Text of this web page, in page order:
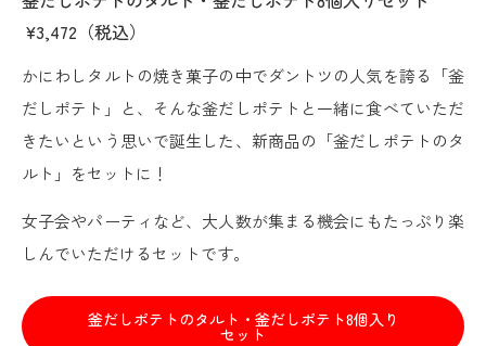
¥3,472（税込）
かにわしタルトの焼き菓子の中でダントツの人気を誇る「釜
だしポテト」と、そんな釜だしポテトと一緒に食べていただ
きたいという思いで誕生した、新商品の「釜だしポテトのタ
ルト」をセットに！
女子会やパーティなど、大人数が集まる機会にもたっぷり楽
しんでいただけるセットです。
釜だしポテトのタルト・釜だしポテト8個入り
セット